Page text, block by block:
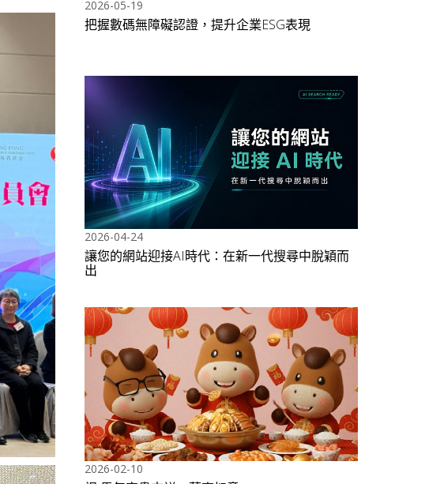
2026-05-19
把握數碼無障礙認證，提升企業ESG表現
2026-04-24
讓您的網站迎接AI時代：在新一代搜尋中脫穎而
出
2026-02-10